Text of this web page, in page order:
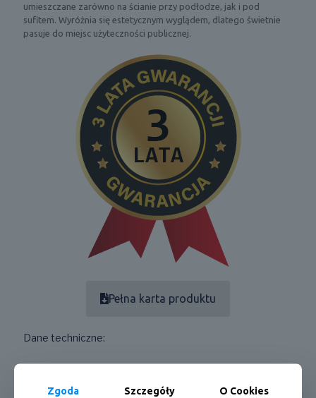
umieszczane zarówno na ścianie przy podłodze, jak i pod
sufitem. Wyróżnia się estetycznym wyglądem, dlatego świetnie
pasuje do miejsc użyteczności publicznej.
Pełna karta produktu
Dane techniczne:
Zgoda Szczegóły O Cookies